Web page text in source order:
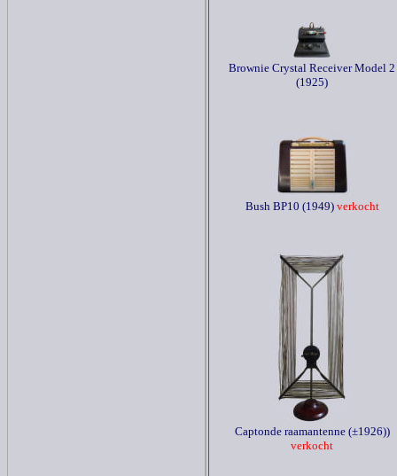
Brownie Crystal Receiver Model 2
(1925)
Bush BP10 (1949)verkocht
Captonde raamantenne (±1926))
verkocht